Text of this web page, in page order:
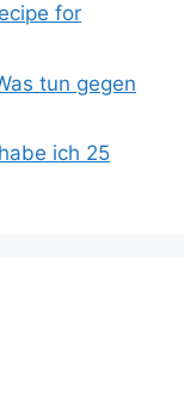
for
tun gegen
ich 25